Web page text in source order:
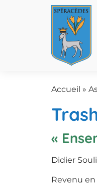
Accueil »
«
Didier
Revenu